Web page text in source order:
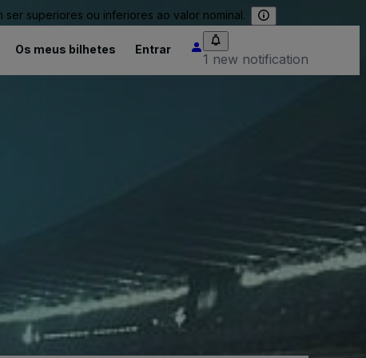
superiores ou inferiores ao valor nominal.
Os meus bilhetes Entrar
1 new notification